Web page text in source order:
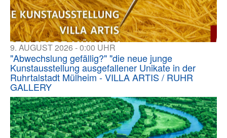
9. AUGUST 2026 - 0:00 UHR
"Abwechslung gefällig?" "die neue junge
Kunstausstellung ausgefallener Unikate in der
Ruhrtalstadt Mülheim - VILLA ARTIS / RUHR
GALLERY